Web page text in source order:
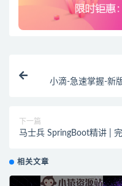
小滴-急速掌握-新
下一篇
马士兵 SpringBoot精讲 |
相关文章